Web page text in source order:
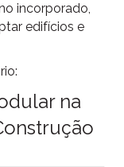
incorporado,
edifícios e
na